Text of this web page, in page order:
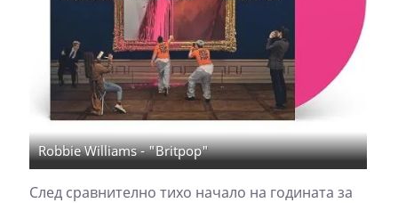
Robbie Williams - "Britpop"
След сравнително тихо начало на годината за